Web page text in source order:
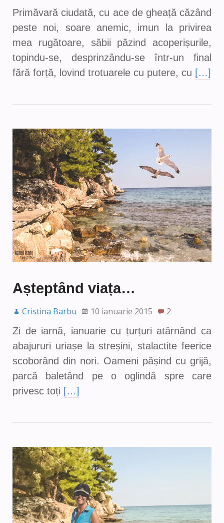
Primăvară ciudată, cu ace de gheață căzând
peste noi, soare anemic, imun la privirea
mea rugătoare, săbii păzind acoperișurile,
topindu-se, desprinzându-se într-un final
fără forță, lovind trotuarele cu putere, cu […]
Așteptând viața…
Cristina Barbu 10 ianuarie 2015
2
Zi de iarnă, ianuarie cu țurțuri atârnând ca
abajururi uriașe la streșini, stalactite feerice
scoborând din nori. Oameni pășind cu grijă,
parcă baletând pe o oglindă spre care
privesc toți […]